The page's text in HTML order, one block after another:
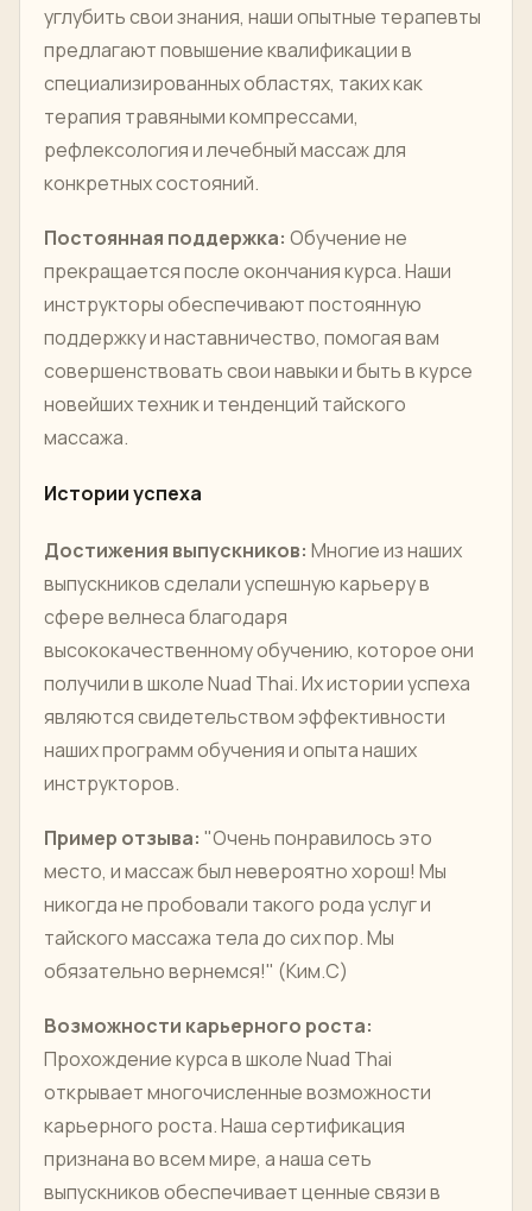
углубить свои знания, наши опытные терапевты
предлагают повышение квалификации в
специализированных областях, таких как
терапия травяными компрессами,
рефлексология и лечебный массаж для
конкретных состояний.
Постоянная поддержка: Обучение не
прекращается после окончания курса. Наши
инструкторы обеспечивают постоянную
поддержку и наставничество, помогая вам
совершенствовать свои навыки и быть в курсе
новейших техник и тенденций тайского
массажа.
Истории успеха
Достижения выпускников: Многие из наших
выпускников сделали успешную карьеру в
сфере велнеса благодаря
высококачественному обучению, которое они
получили в школе Nuad Thai. Их истории успеха
являются свидетельством эффективности
наших программ обучения и опыта наших
инструкторов.
Пример отзыва: "Очень понравилось это
место, и массаж был невероятно хорош! Мы
никогда не пробовали такого рода услуг и
тайского массажа тела до сих пор. Мы
обязательно вернемся!" (Ким.С)
Возможности карьерного роста:
Прохождение курса в школе Nuad Thai
открывает многочисленные возможности
карьерного роста. Наша сертификация
признана во всем мире, а наша сеть
выпускников обеспечивает ценные связи в